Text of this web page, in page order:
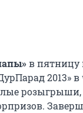
в пятницу
2013»